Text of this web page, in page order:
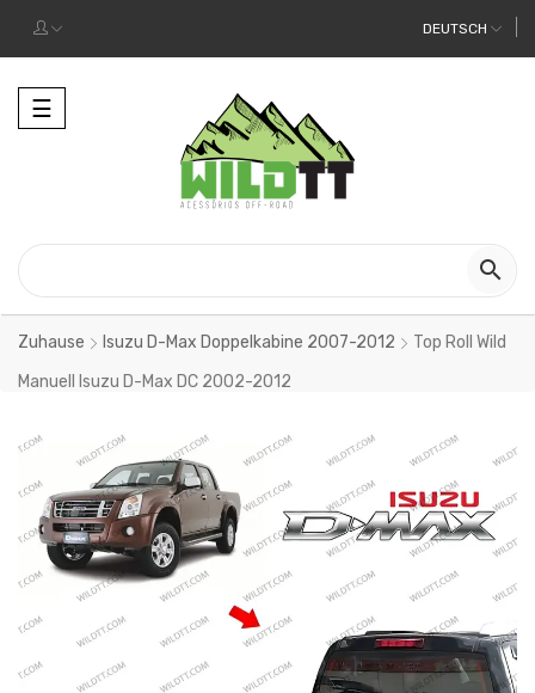
DEUTSCH
Toggle
navigation
☰

Zuhause Isuzu D-Max Doppelkabine 2007-2012
Top Roll Wild
Manuell Isuzu D-Max DC 2002-2012